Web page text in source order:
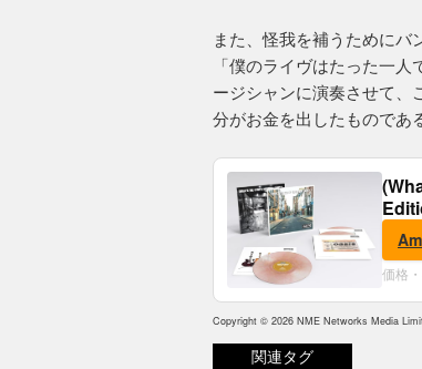
また、怪我を補うためにバ
「僕のライヴはたった一
ージシャンに演奏させて、
分がお金を出したものであ
価格
Copyright © 2026 NME Networks Media
関連タグ